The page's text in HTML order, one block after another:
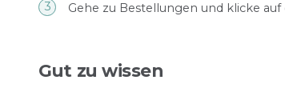
Gehe zu Bestellungen und klicke
Gut zu wissen